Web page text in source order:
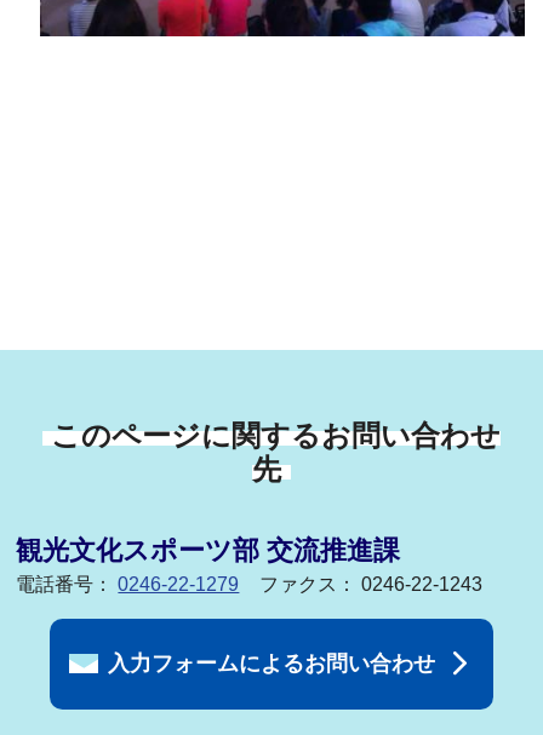
このページに関するお問い合わせ
先
観光文化スポーツ部 交流推進課
電話番号：0246-22-1279 ファクス： 0246-22-1243
入力フォームによるお問い合わせ